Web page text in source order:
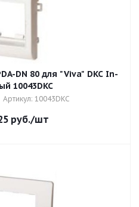
DN 80 для "Viva" DKC In-
10043DKC
Артикул: 10043DKC
руб./шт